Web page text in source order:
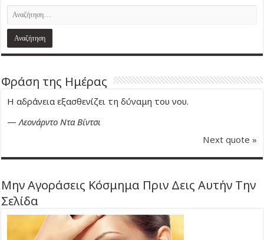
Φράση της Ημέρας
Η αδράνεια εξασθενίζει τη δύναμη του νου.
—Λεονάρντο Ντα Βίντσι
Next quote »
Μην Αγοράσεις Κόσμημα Πριν Δεις Αυτήν Την
Σελίδα